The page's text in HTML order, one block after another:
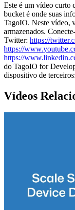
Este é um vídeo curto
bucket é onde suas
TagoIO. Neste vídeo,
armazenados.
Twitter: https://
https://
https://
do TagoIO for
dispositivo de terceiros:
Vídeos